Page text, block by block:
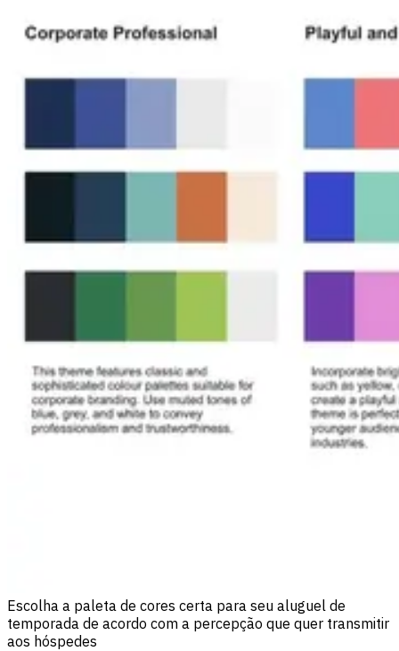
Escolha a paleta de cores certa para seu aluguel de
temporada de acordo com a percepção que quer transmitir
aos hóspedes